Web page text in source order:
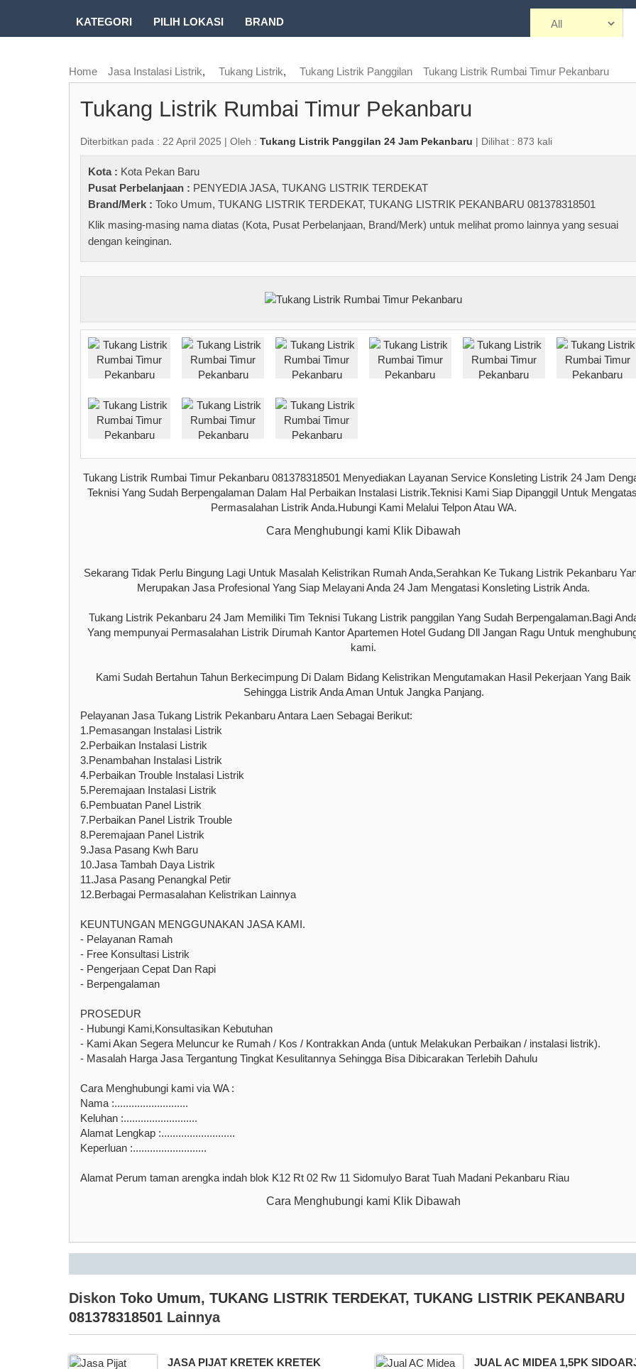
KATEGORI PILIH LOKASI BRAND
RUBRIK FREEZEPAGE
Home Jasa Instalasi Listrik, Tukang Listrik, Tukang Listrik Panggilan Tukang Listrik Rumbai Timur Pekanbaru
Tukang Listrik Rumbai Timur Pekanbaru
Diterbitkan pada : 22 April 2025 | Oleh : Tukang Listrik Panggilan 24 Jam Pekanbaru | Dilihat : 873 kali
Kota : Kota Pekan Baru
Pusat Perbelanjaan : PENYEDIA JASA, TUKANG LISTRIK TERDEKAT
Brand/Merk : Toko Umum, TUKANG LISTRIK TERDEKAT, TUKANG LISTRIK PEKANBARU 081378318501
Klik masing-masing nama diatas (Kota, Pusat Perbelanjaan, Brand/Merk) untuk melihat promo lainnya yang sesuai
dengan keinginan.
Tukang Listrik Rumbai Timur Pekanbaru 081378318501 Menyediakan Layanan Service Konsleting Listrik 24 Jam
Teknisi Yang Sudah Berpengalaman Dalam Hal Perbaikan Instalasi Listrik.Teknisi Kami Siap Dipanggil Untuk
Permasalahan Listrik Anda.Hubungi Kami Melalui Telpon Atau WA.
Cara Menghubungi kami Klik Dibawah
Sekarang Tidak Perlu Bingung Lagi Untuk Masalah Kelistrikan Rumah Anda,Serahkan Ke Tukang Listrik Pekanbaru
Merupakan Jasa Profesional Yang Siap Melayani Anda 24 Jam Mengatasi Konsleting Listrik Anda.
Tukang Listrik Pekanbaru 24 Jam Memiliki Tim Teknisi Tukang Listrik panggilan Yang Sudah Berpengalaman.Bagi
Yang mempunyai Permasalahan Listrik Dirumah Kantor Apartemen Hotel Gudang Dll Jangan Ragu Untuk
kami.
Kami Sudah Bertahun Tahun Berkecimpung Di Dalam Bidang Kelistrikan Mengutamakan Hasil Pekerjaan Yang Baik
Sehingga Listrik Anda Aman Untuk Jangka Panjang.
Pelayanan Jasa Tukang Listrik Pekanbaru Antara Laen Sebagai Berikut:
1.Pemasangan Instalasi Listrik
2.Perbaikan Instalasi Listrik
3.Penambahan Instalasi Listrik
4.Perbaikan Trouble Instalasi Listrik
5.Peremajaan Instalasi Listrik
6.Pembuatan Panel Listrik
7.Perbaikan Panel Listrik Trouble
8.Peremajaan Panel Listrik
9.Jasa Pasang Kwh Baru
10.Jasa Tambah Daya Listrik
11.Jasa Pasang Penangkal Petir
12.Berbagai Permasalahan Kelistrikan Lainnya
KEUNTUNGAN MENGGUNAKAN JASA KAMI.
- Pelayanan Ramah
- Free Konsultasi Listrik
- Pengerjaan Cepat Dan Rapi
- Berpengalaman
PROSEDUR
- Hubungi Kami,Konsultasikan Kebutuhan
- Kami Akan Segera Meluncur ke Rumah / Kos / Kontrakkan Anda (untuk Melakukan Perbaikan / instalasi listrik).
- Masalah Harga Jasa Tergantung Tingkat Kesulitannya Sehingga Bisa Dibicarakan Terlebih Dahulu
Cara Menghubungi kami via WA :
Nama :..........................
Keluhan :..........................
Alamat Lengkap :..........................
Keperluan :..........................
Alamat Perum taman arengka indah blok K12 Rt 02 Rw 11 Sidomulyo Barat Tuah Madani Pekanbaru Riau
Cara Menghubungi kami Klik Dibawah
Diskon Toko Umum, TUKANG LISTRIK TERDEKAT, TUKANG LISTRIK PEKANBARU
081378318501 Lainnya
JASA PIJAT KRETEK KRETEK
JUAL AC MIDEA 1,5PK